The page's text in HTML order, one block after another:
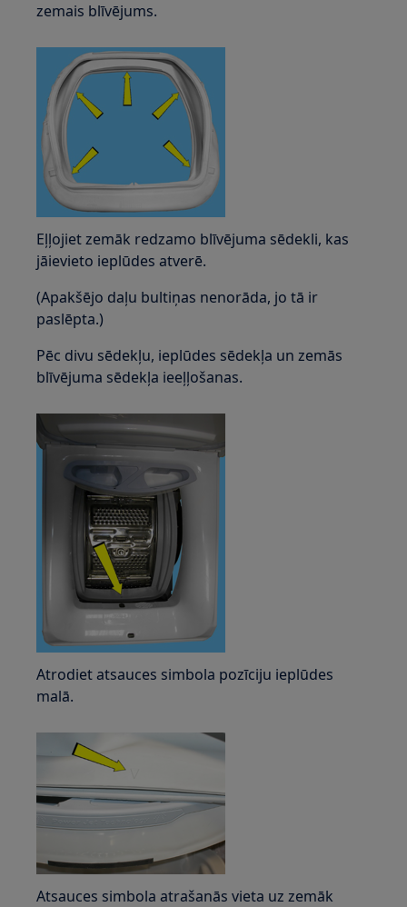
zemais blīvējums.
Eļļojiet zemāk redzamo blīvējuma sēdekli, kas
jāievieto ieplūdes atverē.
(Apakšējo daļu bultiņas nenorāda, jo tā ir
paslēpta.)
Pēc divu sēdekļu, ieplūdes sēdekļa un zemās
blīvējuma sēdekļa ieeļļošanas.
Atrodiet atsauces simbola pozīciju ieplūdes
malā.
Atsauces simbola atrašanās vieta uz zemāk